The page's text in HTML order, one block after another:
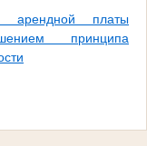
арендной платы
принципа